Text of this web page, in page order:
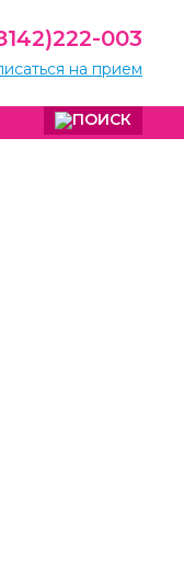
003
на прием